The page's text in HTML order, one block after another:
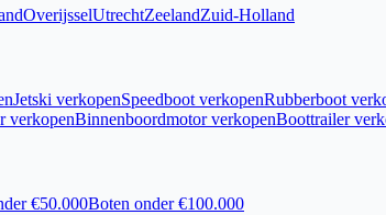
OverijsselUtrechtZeelandZuid-Holland
Jetski verkopenSpeedboot verkopenRubberboot
verkopenBinnenboordmotor verkopenBoottrailer
€50.000Boten onder €100.000